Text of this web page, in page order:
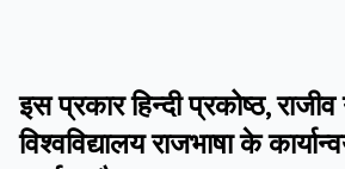
इस प्रकार हिन्दी प्रकोष्ठ, राजीव
विश्वविद्यालय राजभाषा के